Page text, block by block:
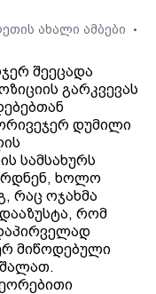
ახალი ამბები •
შეეცადა
გარკვევას
დუმილი
სამსახურს
ხოლო
რაც ოჯახმა
რომ
მიწოდებული